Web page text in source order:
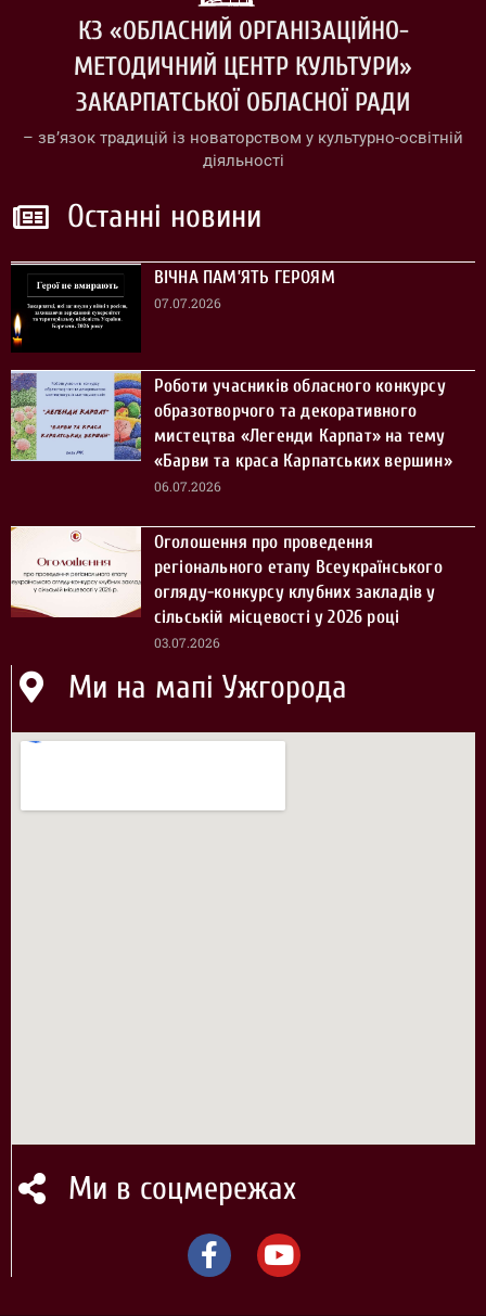
КЗ «ОБЛАСНИЙ ОРГАНІЗАЦІЙНО-
МЕТОДИЧНИЙ ЦЕНТР КУЛЬТУРИ»
ЗАКАРПАТСЬКОЇ ОБЛАСНОЇ РАДИ
– зв’язок традицій із новаторством у культурно-освітній
діяльності
Останні новини
ВІЧНА ПАМ’ЯТЬ ГЕРОЯМ
07.07.2026
Роботи учасників обласного конкурсу
образотворчого та декоративного
мистецтва «Легенди Карпат» на тему
«Барви та краса Карпатських вершин»
06.07.2026
Оголошення про проведення
регіонального етапу Всеукраїнського
огляду-конкурсу клубних закладів у
сільській місцевості у 2026 році
03.07.2026
Ми на мапі Ужгорода
Ми в соцмережах